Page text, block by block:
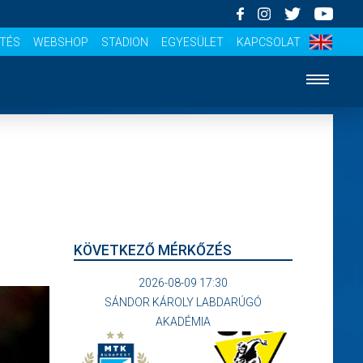
WEBSHOP STADION EGYESÜLET KAPCSOLAT
KÖVETKEZŐ MÉRKŐZÉS
2026-08-09 17:30
SÁNDOR KÁROLY LABDARÚGÓ
AKADÉMIA